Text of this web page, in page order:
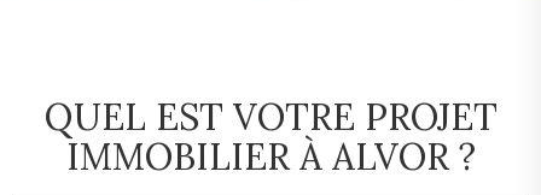
QUEL EST VOTRE PROJET
IMMOBILIER À ALVOR ?